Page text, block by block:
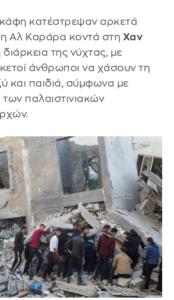
κατέστρεψαν αρκετά
Αλ Καράρα κοντά στη Χαν
διάρκεια της νύχτας, με
άνθρωποι να χάσουν τη
και παιδιά, σύμφωνα με
παλαιστινιακών